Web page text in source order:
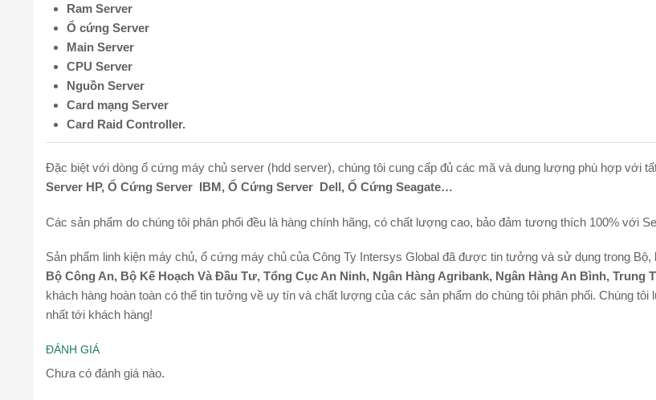
Ram Server
Ổ cứng Server
Main Server
CPU Server
Nguồn Server
Card mạng Server
Card Raid Controller.
Đặc biệt với dòng ổ cứng máy chủ server (hdd server), chúng tôi cung cấp đủ các mã và dung lượng phù hợp với
Server HP, Ổ Cứng Server IBM, Ổ Cứng Server Dell, Ổ Cứng Seagate…
Các sản phẩm do chúng tôi phân phối đều là hàng chính hãng, có chất lượng cao, bảo đảm tương thích 100% với
Sản phẩm linh kiện máy chủ, ổ cứng máy chủ của Công Ty Intersys Global đã được tin tưởng và sử dụng trong
Bộ Công An, Bộ Kế Hoạch Và Đầu Tư, Tổng Cục An Ninh, Ngân Hàng Agribank, Ngân Hàng An Bình, Trung
khách hàng hoàn toàn có thể tin tưởng về uy tín và chất lượng của các sản phẩm do chúng tôi phân phối. Chúng
nhất tới khách hàng!
ĐÁNH GIÁ
Chưa có đánh giá nào.